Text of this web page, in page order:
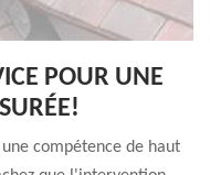
POUR UNE
compétence de haut